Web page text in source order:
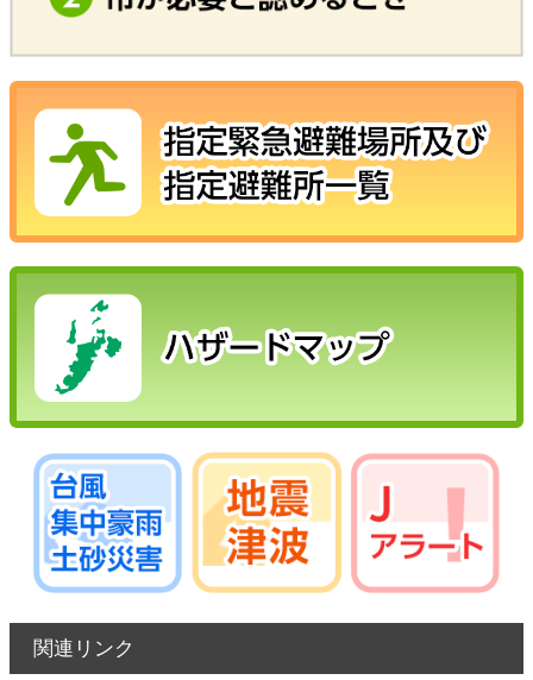
関連リンク